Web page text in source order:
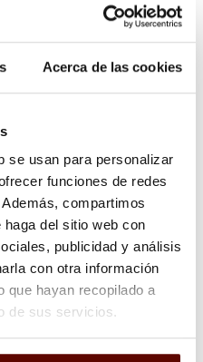
Acerca de las cookies
se usan para personalizar
funciones de redes
compartimos
del sitio web con
publicidad y análisis
con otra información
que hayan recopilado a
de sus servicios.